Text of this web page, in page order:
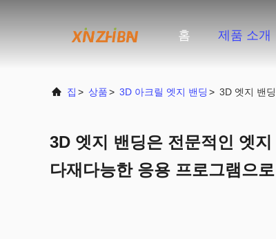
홈 제품 소개
집 > 상품> 3D 아크릴 엣지 밴딩 > 3D 엣지 밴
3D 엣지 밴딩은 전문적인 엣
다재다능한 응용 프로그램으로